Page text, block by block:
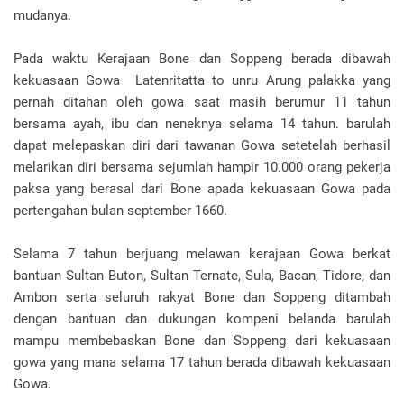
mudanya.
Pada waktu Kerajaan Bone dan Soppeng berada dibawah
kekuasaan Gowa Latenritatta to unru Arung palakka yang
pernah ditahan oleh gowa saat masih berumur 11 tahun
bersama ayah, ibu dan neneknya selama 14 tahun. barulah
dapat melepaskan diri dari tawanan Gowa setetelah berhasil
melarikan diri bersama sejumlah hampir 10.000 orang pekerja
paksa yang berasal dari Bone apada kekuasaan Gowa pada
pertengahan bulan september 1660.
Selama 7 tahun berjuang melawan kerajaan Gowa berkat
bantuan Sultan Buton, Sultan Ternate, Sula, Bacan, Tidore, dan
Ambon serta seluruh rakyat Bone dan Soppeng ditambah
dengan bantuan dan dukungan kompeni belanda barulah
mampu membebaskan Bone dan Soppeng dari kekuasaan
gowa yang mana selama 17 tahun berada dibawah kekuasaan
Gowa.